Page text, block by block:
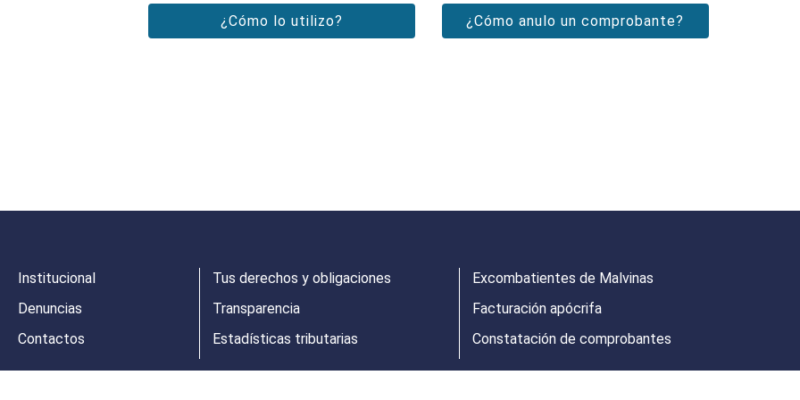
¿Cómo lo utilizo? ¿Cómo anulo un comprobante?
Institucional
Denuncias
Contactos
Tus derechos y obligaciones
Transparencia
Estadísticas tributarias
Excombatientes de Malvinas
Facturación apócrifa
Constatación de comprobantes